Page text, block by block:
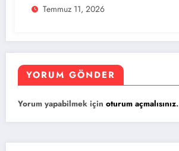
Temmuz 11, 2026
YORUM GÖNDER
Yorum yapabilmek için oturum açmalısınız.